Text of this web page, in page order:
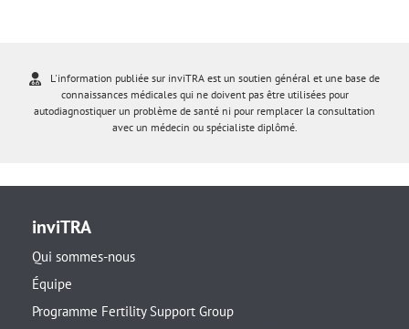
L'information publiée sur inviTRA est un soutien général et une base de
connaissances médicales qui ne doivent pas être utilisées pour
autodiagnostiquer un problème de santé ni pour remplacer la consultation
avec un médecin ou spécialiste diplômé.
inviTRA
Qui sommes-nous
Équipe
Programme Fertility Support Group